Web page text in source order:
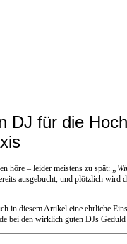
DJ für die
höre – leider meistens zu spät:
ausgebucht, und plötzlich wird
in diesem Artikel eine ehrliche
bei den wirklich guten DJs